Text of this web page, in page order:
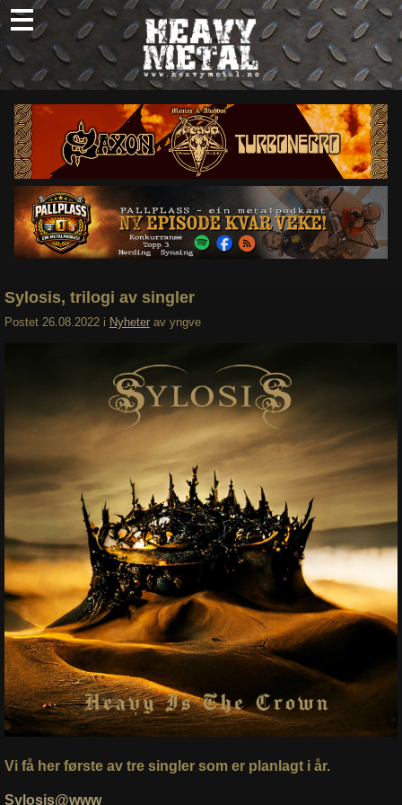
Skip
to
content
Nyheter
Omtaler
Intervjuer
Om oss
Abonner
Søk
Sylosis, trilogi av singler
Postet 26.08.2022 i Nyheter av yngve
Vi få her første av tre singler som er planlagt i år.
Sylosis@www